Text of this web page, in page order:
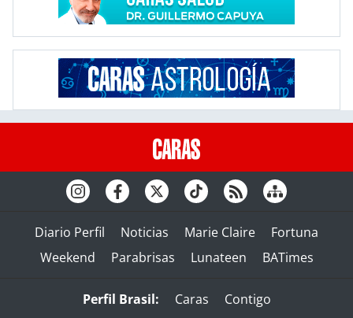
Diario Perfil Noticias Marie Claire
Fortuna
Weekend
Parabrisas Lunateen BATimes
Perfil Brasil: Caras
Contigo